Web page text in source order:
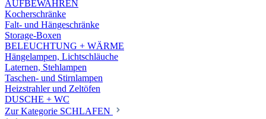
AUFBEWAHREN
Kocherschränke
Falt- und Hängeschränke
Storage-Boxen
BELEUCHTUNG + WÄRME
Hängelampen, Lichtschläuche
Laternen, Stehlampen
Taschen- und Stirnlampen
Heizstrahler und Zeltöfen
DUSCHE + WC
Zur Kategorie SCHLAFEN